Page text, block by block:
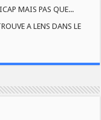
MAIS PAS QUE...
A LENS DANS LE